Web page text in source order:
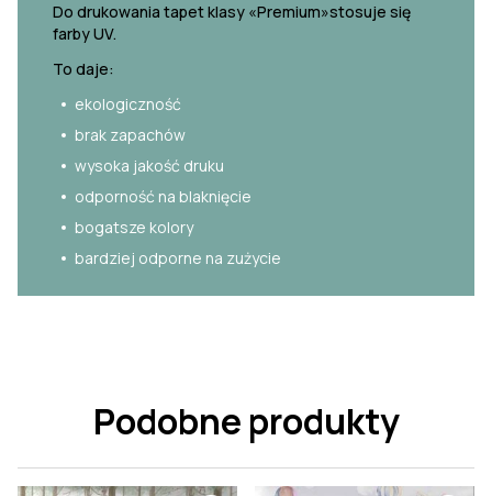
Do drukowania tapet klasy «Premium»stosuje się
farby UV.
To daje:
ekologiczność
brak zapachów
wysoka jakość druku
odporność na blaknięcie
bogatsze kolory
bardziej odporne na zużycie
Podobne produkty